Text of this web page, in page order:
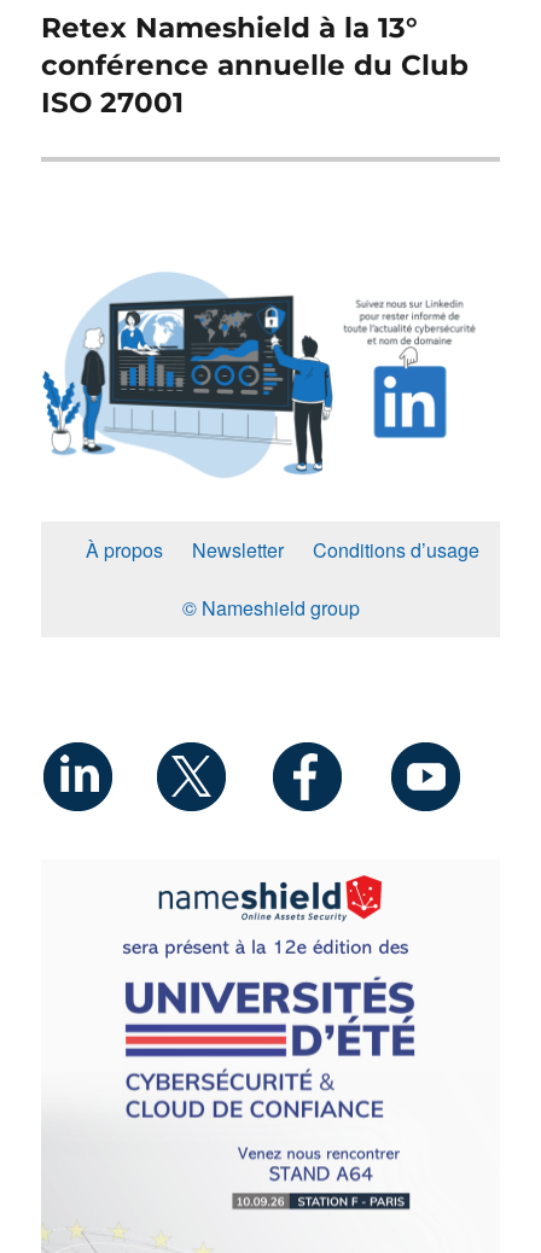
Publication
suivante :
Retex Nameshield à la 13°
conférence annuelle du Club
ISO 27001
À propos Newsletter Conditions d’usage
© Nameshield group